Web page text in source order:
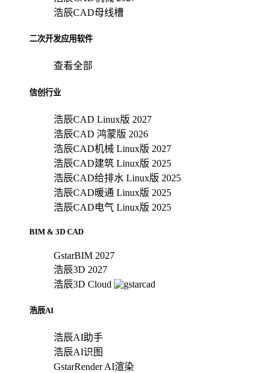
浩辰CAD母线槽
二次开发应用软件
查看全部
信创行业
浩辰CAD Linux版 2027
浩辰CAD 鸿蒙版 2026
浩辰CAD机械 Linux版 2027
浩辰CAD建筑 Linux版 2025
浩辰CAD给排水 Linux版 2025
浩辰CAD暖通 Linux版 2025
浩辰CAD电气 Linux版 2025
BIM & 3D CAD
GstarBIM 2027
浩辰3D 2027
浩辰3D Cloud
浩辰AI
浩辰AI助手
浩辰AI识图
GstarRender AI渲染